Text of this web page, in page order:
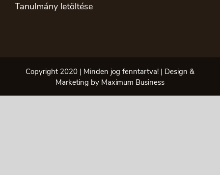
Tanulmány letöltése
Copyright 2020 | Minden jog fenntartva! | Design &
Marketing by Maximum Business